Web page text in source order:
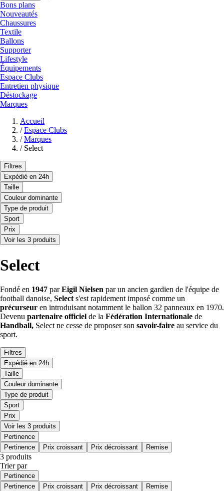
Bons plans
Nouveautés
Chaussures
Textile
Ballons
Supporter
Lifestyle
Équipements
Espace Clubs
Entretien physique
Déstockage
Marques
Accueil
/ Espace Clubs
/ Marques
/ Select
Filtres
Expédié en 24h
Taille
Couleur dominante
Type de produit
Sport
Prix
Voir les 3 produits
Select
Fondé en 1947 parEigil Nielsen par un ancien gardien de l'équipe de
football danoise, Select s'est rapidement imposé comme un
précurseur en introduisant notamment le ballon 32 panneaux en 1970.
Devenu partenaire officiel de la Fédération Internationale de
Handball, Select ne cesse de proposer son savoir-faire au service du
sport.
Filtres
Expédié en 24h
Taille
Couleur dominante
Type de produit
Sport
Prix
Voir les 3 produits
Pertinence
Pertinence
Prix croissant Prix décroissant Remise
3 produits
Trier par
Pertinence
Pertinence
Prix croissant Prix décroissant Remise